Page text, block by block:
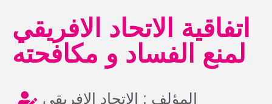
اتفاقية الاتحاد الافريقي
لمنع الفساد و مكافحته
المؤلف : الاتحاد الافريقي